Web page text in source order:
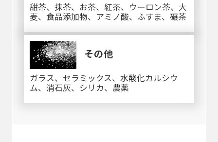
甜茶、抹茶、お茶、紅茶、ウーロン茶、大
麦、食品添加物、アミノ酸、ふすま、碾茶
その他
ガラス、セラミックス、水酸化カルシウ
ム、消石灰、シリカ、農薬